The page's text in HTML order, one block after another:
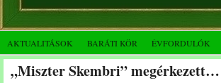
AKTUALITÁSOK BARÁTI KÖR ÉVFORDULÓK
„Miszter Skembri” megérkezett…